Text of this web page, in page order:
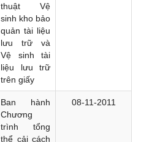
thuật Vệ
sinh kho bảo
quản tài liệu
lưu trữ và
Vệ sinh tài
liệu lưu trữ
trên giấy
Ban hành
Chương
trình tổng
thể cải cách
08-11-2011